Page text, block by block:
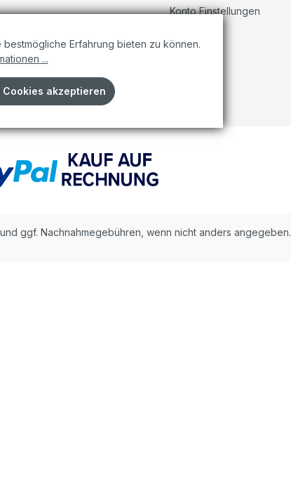
Konto Einstellungen
und ggf. Nachnahmegebühren, wenn nicht anders angegeben.
Erfahrung bieten zu können.
...
Cookies akzeptieren